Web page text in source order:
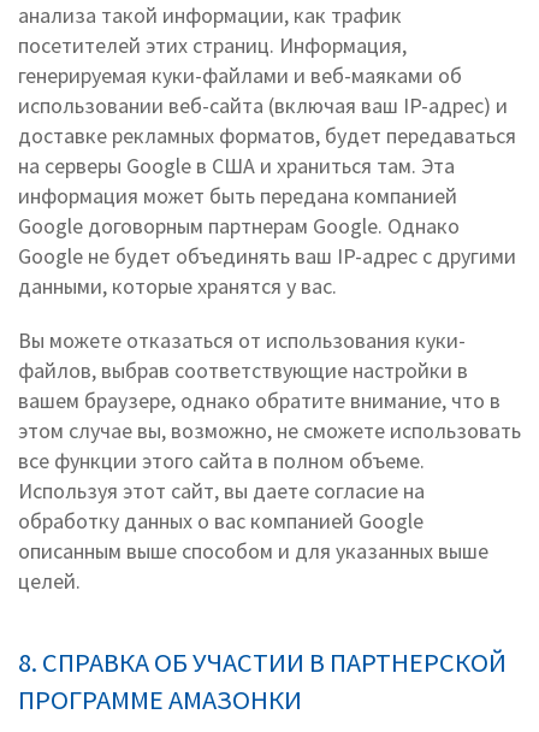
анализа такой информации, как трафик
посетителей этих страниц. Информация,
генерируемая куки-файлами и веб-маяками об
использовании веб-сайта (включая ваш IP-адрес) и
доставке рекламных форматов, будет передаваться
на серверы Google в США и храниться там. Эта
информация может быть передана компанией
Google договорным партнерам Google. Однако
Google не будет объединять ваш IP-адрес с другими
данными, которые хранятся у вас.
Вы можете отказаться от использования куки-
файлов, выбрав соответствующие настройки в
вашем браузере, однако обратите внимание, что в
этом случае вы, возможно, не сможете использовать
все функции этого сайта в полном объеме.
Используя этот сайт, вы даете согласие на
обработку данных о вас компанией Google
описанным выше способом и для указанных выше
целей.
8. СПРАВКА ОБ УЧАСТИИ В ПАРТНЕРСКОЙ
ПРОГРАММЕ АМАЗОНКИ